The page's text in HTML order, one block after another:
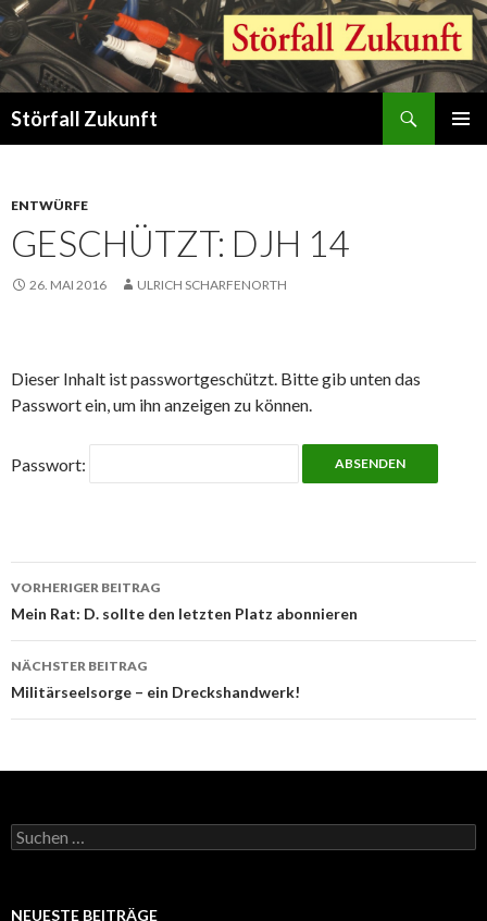
Störfall Zukunft
ENTWÜRFE
GESCHÜTZT: DJH 14
26. MAI 2016 ULRICH SCHARFENORTH
Dieser Inhalt ist passwortgeschützt. Bitte gib unten das
Passwort ein, um ihn anzeigen zu können.
Passwort:
Beitrags-
Navigation
VORHERIGER BEITRAG
Mein Rat: D. sollte den letzten Platz abonnieren
NÄCHSTER BEITRAG
Militärseelsorge – ein Dreckshandwerk!
Suchen
nach:
NEUESTE BEITRÄGE